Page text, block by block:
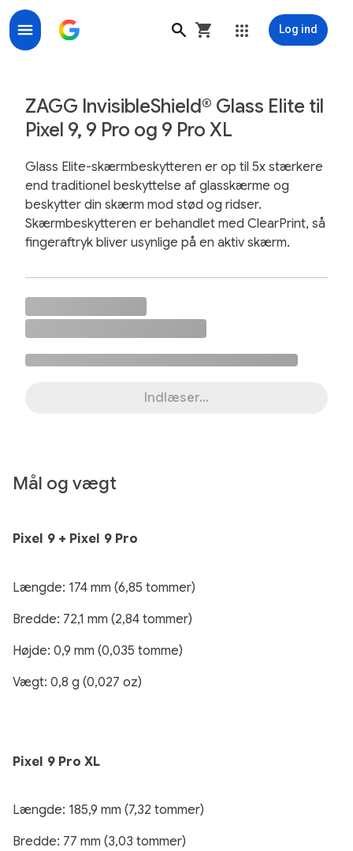
Log ind
ZAGG InvisibleShield® Glass Elite til
Pixel 9, 9 Pro og 9 Pro XL
Glass Elite-skærmbeskytteren er op til 5x stærkere
end traditionel beskyttelse af glasskærme og
beskytter din skærm mod stød og ridser.
Skærmbeskytteren er behandlet med ClearPrint, så
fingeraftryk bliver usynlige på en aktiv skærm.
Indlæser...
Mål og vægt
Pixel 9 + Pixel 9 Pro
Længde: 174 mm (6,85 tommer)
Bredde: 72,1 mm (2,84 tommer)
Højde: 0,9 mm (0,035 tomme)
Vægt: 0,8 g (0,027 oz)
Pixel 9 Pro XL
Længde: 185,9 mm (7,32 tommer)
Bredde: 77 mm (3,03 tommer)